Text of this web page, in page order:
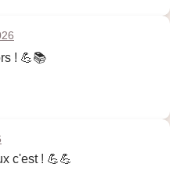
! 💪📚
c'est ! 💪💪